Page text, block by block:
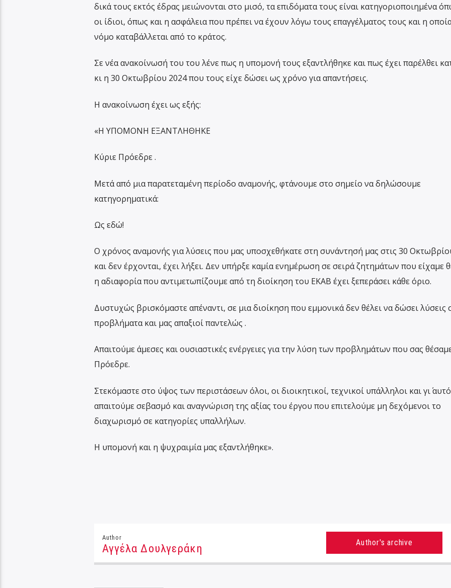
δικά τους εκτός έδρας μειώνονται στο μισό, τα επιδόματα τους είναι κατηγοριοποιημένα
οι ίδιοι, όπως και η ασφάλεια που πρέπει να έχουν λόγω τους επαγγέλματος τους και η
νόμο καταβάλλεται από το κράτος.
Σε νέα ανακοίνωσή του του λένε πως η υπομονή τους εξαντλήθηκε και πως έχει παρέλθει
κι η 30 Οκτωβρίου 2024 που τους είχε δώσει ως χρόνο για απαντήσεις.
Η ανακοίνωση έχει ως εξής:
«Η ΥΠΟΜΟΝΗ ΕΞΑΝΤΛΗΘΗΚΕ
Κύριε Πρόεδρε .
Μετά από μια παρατεταμένη περίοδο αναμονής, φτάνουμε στο σημείο να δηλώσουμε
κατηγορηματικά:
Ως εδώ!
Ο χρόνος αναμονής για λύσεις που μας υποσχεθήκατε στη συνάντησή μας στις 30
και δεν έρχονται, έχει λήξει. Δεν υπήρξε καμία ενημέρωση σε σειρά ζητημάτων που είχαμε
η αδιαφορία που αντιμετωπίζουμε από τη διοίκηση του ΕΚΑΒ έχει ξεπεράσει κάθε όριο.
Δυστυχώς βρισκόμαστε απέναντι, σε μια διοίκηση που εμμονικά δεν θέλει να δώσει λύσεις
προβλήματα και μας απαξιοί παντελώς .
Απαιτούμε άμεσες και ουσιαστικές ενέργειες για την λύση των προβλημάτων που σας
Πρόεδρε.
Στεκόμαστε στο ύψος των περιστάσεων όλοι, οι διοικητικοί, τεχνικοί υπάλληλοι και γι΄ αυτό
απαιτούμε σεβασμό και αναγνώριση της αξίας του έργου που επιτελούμε μη δεχόμενοι το
διαχωρισμό σε κατηγορίες υπαλλήλων.
Η υπομονή και η ψυχραιμία μας εξαντλήθηκε».
Author
Αγγέλα Δουλγεράκη Author's archive